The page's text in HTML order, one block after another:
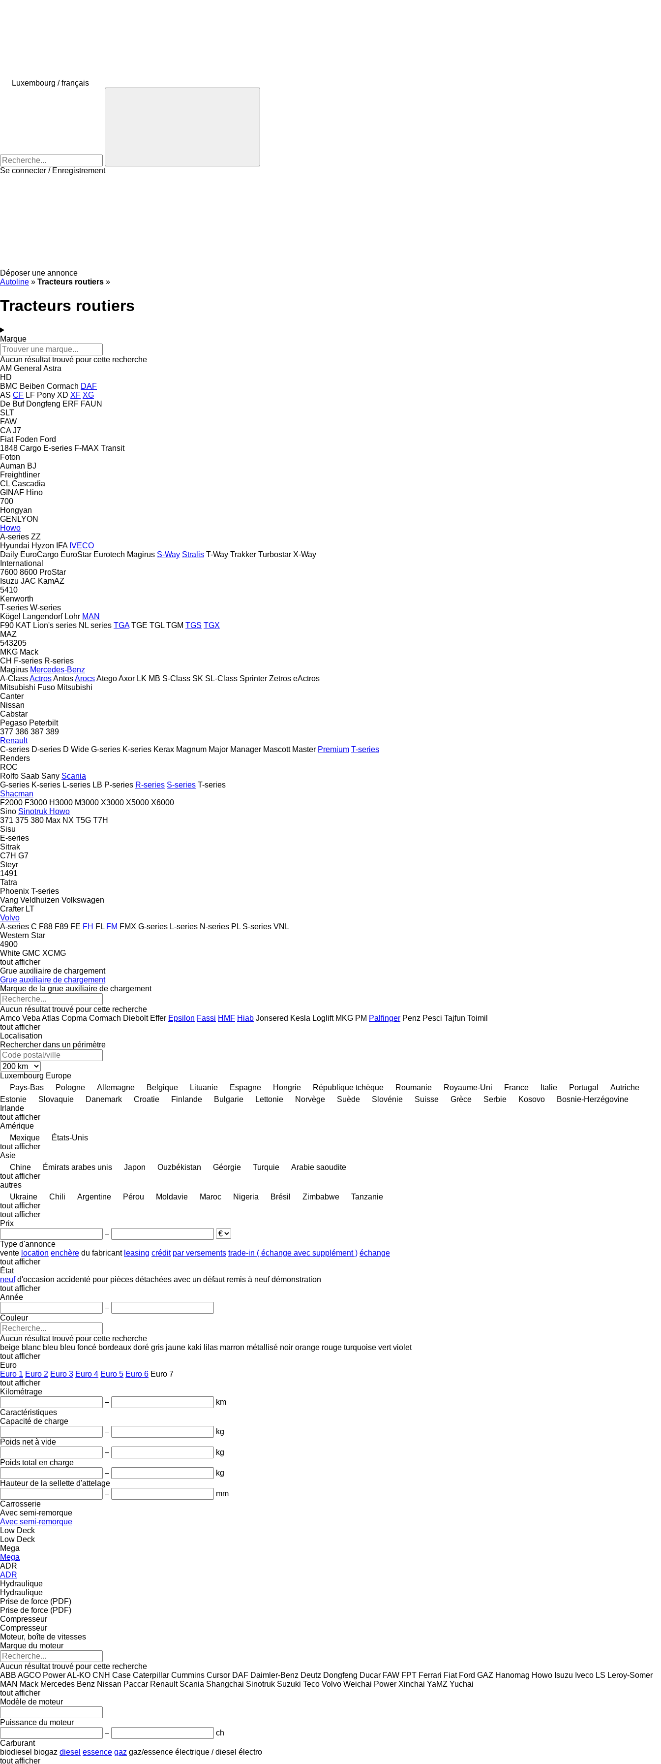
Luxembourg / français
Se connecter / Enregistrement
Déposer une annonce
Autoline » Tracteurs routiers »
Tracteurs routiers
Marque
Aucun résultat trouvé pour cette recherche
AM General Astra
HD
BMC Beiben Cormach DAF
AS CF LF Pony XD XF XG
De Buf Dongfeng ERF FAUN
SLT
FAW
CA J7
Fiat Foden Ford
1848 Cargo E-series F-MAX Transit
Foton
Auman BJ
Freightliner
CL Cascadia
GINAF Hino
700
Hongyan
GENLYON
Howo
A-series ZZ
Hyundai Hyzon IFA IVECO
Daily EuroCargo EuroStar Eurotech Magirus S-Way Stralis T-Way Trakker Turbostar X-Way
International
7600 8600 ProStar
Isuzu JAC KamAZ
5410
Kenworth
T-series W-series
Kögel
Langendorf Lohr MAN
F90 KAT Lion's series NL series TGA TGE TGL TGM TGS TGX
MAZ
543205
MKG Mack
CH F-series R-series
Magirus Mercedes-Benz
A-ClassActrosAntosArocsAtegoAxor LK MB S-Class SK SL-Class Sprinter Zetros eActros
Mitsubishi Fuso Mitsubishi
Canter
Nissan
Cabstar
Pegaso Peterbilt
377 386 387 389
Renault
C-series D-series D Wide G-series K-series Kerax Magnum Major Manager Mascott Master Premium T-series
Renders
ROC
Rolfo Saab Sany Scania
G-series K-series L-series LB P-series R-series S-series T-series
Shacman
F2000 F3000 H3000 M3000 X3000 X5000 X6000
Sino Sinotruk Howo
371 375 380 Max NX T5G T7H
Sisu
E-series
Sitrak
C7H G7
Steyr
1491
Tatra
Phoenix T-series
Vang Veldhuizen Volkswagen
Crafter LT
Volvo
A-series C F88 F89 FE FH FL FM FMX G-series L-series N-series PL S-series VNL
Western Star
4900
White GMC XCMG
tout afficher
Grue auxiliaire de chargement
Grue auxiliaire de chargement
Marque de la grue auxiliaire de chargement
Aucun résultat trouvé pour cette recherche
Amco Veba Atlas Copma Cormach Diebolt Effer Epsilon Fassi HMF Hiab Jonsered Kesla Loglift MKG PM Palfinger Penz Pesci Tajfun Toimil
tout afficher
Localisation
Rechercher dans un périmètre
Luxembourg Europe
Pays-Bas
Pologne Allemagne Belgique Lituanie Espagne Hongrie République tchèque Roumanie Royaume-Uni France Italie Portugal
Autriche
Estonie
Slovaquie Danemark Croatie Finlande Bulgarie Lettonie Norvège Suède Slovénie Suisse Grèce Serbie Kosovo
Bosnie-Herzégovine
Irlande
tout afficher
Amérique
Mexique
États-Unis
tout afficher
Asie
Chine
Émirats arabes unis Japon Ouzbékistan Géorgie Turquie
Arabie saoudite
tout afficher
autres
Ukraine
Chili Argentine Pérou Moldavie Maroc Nigeria Brésil Zimbabwe
Tanzanie
tout afficher
tout afficher
Prix
–
Type d'annonce
vente location enchère du fabricant leasing crédit par versements trade-in ( échange avec supplément ) échange
tout afficher
État
neuf d'occasion accidenté pour pièces détachées avec un défaut remis à neuf démonstration
tout afficher
Année
–
Couleur
Aucun résultat trouvé pour cette recherche
beige blanc bleu bleu foncé bordeaux doré gris jaune kaki lilas marron métallisé noir orange rouge turquoise vert violet
tout afficher
Euro
Euro 1 Euro 2 Euro 3 Euro 4 Euro 5 Euro 6 Euro 7
tout afficher
Kilométrage
–
km
Caractéristiques
Capacité de charge
–
kg
Poids net à vide
–
kg
Poids total en charge
–
kg
Hauteur de la sellette d'attelage
–
mm
Carrosserie
Avec semi-remorque
Avec semi-remorque
Low Deck
Low Deck
Mega
Mega
ADR
ADR
Hydraulique
Hydraulique
Prise de force (PDF)
Prise de force (PDF)
Compresseur
Compresseur
Moteur, boîte de vitesses
Marque du moteur
Aucun résultat trouvé pour cette recherche
ABB AGCO PowerAL-KO CNH Case Caterpillar Cummins Cursor DAF Daimler-Benz Deutz Dongfeng Ducar FAW FPT Ferrari Fiat Ford GAZ Hanomag Howo Isuzu Iveco LS Leroy-Somer
MAN Mack Mercedes Benz Nissan Paccar Renault Scania Shangchai Sinotruk Suzuki Teco Volvo Weichai Power Xinchai YaMZ Yuchai
tout afficher
Modèle de moteur
Puissance du moteur
–
ch
Carburant
biodiesel biogaz diesel essence gaz gaz/essence électrique / diesel électro
tout afficher